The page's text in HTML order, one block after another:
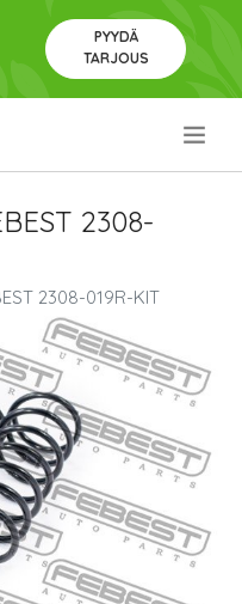
PYYDÄ
TARJOUS
2308-
2308-019R-KIT